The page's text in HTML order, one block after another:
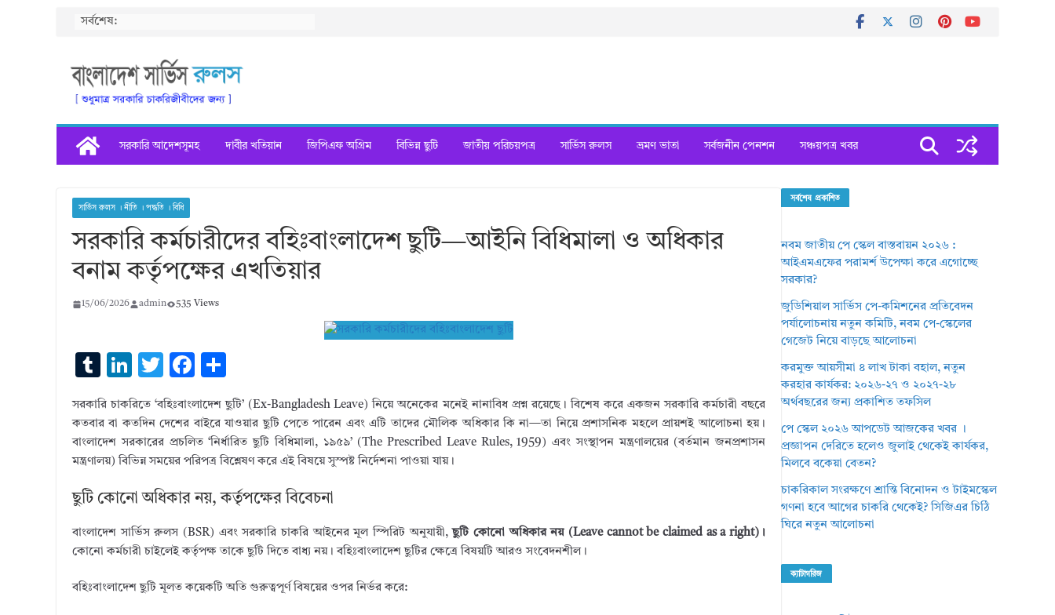
সর্বশেষ:
সরকারি আদেশসূমহ দাবীর খতিয়ান জিপিএফ অগ্রিম বিভিন্ন ছুটি জাতীয় পরিচয়পত্র সার্ভিস রুলস ভ্রমণ ভাতা সর্বজনীন পেনশন সঞ্চয়পত্র খবর
সার্ভিস রুলস । নীতি । পদ্ধতি । বিধি
সরকারি কর্মচারীদের বহিঃবাংলাদেশ ছুটি—আইনি বিধিমালা ও অধিকার
বনাম কর্তৃপক্ষের এখতিয়ার
15/06/2026 admin 535 Views
T
m
bl
r
Li
k
e
dI
n
T
it
te
r
F
e
b
o
o
ar
e
সরকারি চাকরিতে ‘বহিঃবাংলাদেশ ছুটি’ (Ex-Bangladesh Leave) নিয়ে অনেকের মনেই নানাবিধ প্রশ্ন রয়েছে। বিশেষ করে একজন সরকারি কর্মচারী বছরে
কতবার বা কতদিন দেশের বাইরে যাওয়ার ছুটি পেতে পারেন এবং এটি তাদের মৌলিক অধিকার কি না—তা নিয়ে প্রশাসনিক মহলে প্রায়শই আলোচনা হয়।
বাংলাদেশ সরকারের প্রচলিত ‘নির্ধারিত ছুটি বিধিমালা, ১৯৫৯’ (The Prescribed Leave Rules, 1959) এবং সংস্থাপন মন্ত্রণালয়ের (বর্তমান জনপ্রশাসন
মন্ত্রণালয়) বিভিন্ন সময়ের পরিপত্র বিশ্লেষণ করে এই বিষয়ে সুস্পষ্ট নির্দেশনা পাওয়া যায়।
ছুটি কোনো অধিকার নয়, কর্তৃপক্ষের বিবেচনা
বাংলাদেশ সার্ভিস রুলস (BSR) এবং সরকারি চাকরি আইনের মূল স্পিরিট অনুযায়ী,ছুটি কোনো অধিকার নয় (Leave cannot be claimed as a right)।
কোনো কর্মচারী চাইলেই কর্তৃপক্ষ তাকে ছুটি দিতে বাধ্য নয়। বহিঃবাংলাদেশ ছুটির ক্ষেত্রে বিষয়টি আরও সংবেদনশীল।
বহিঃবাংলাদেশ ছুটি মূলত কয়েকটি অতি গুরুত্বপূর্ণ বিষয়ের ওপর নির্ভর করে:
সর্বশেষ প্রকাশিত
নবম জাতীয় পে স্কেল বাস্তবায়ন ২০২৬ :
আইএমএফের পরামর্শ উপেক্ষা করে এগোচ্ছে
সরকার?
জুডিশিয়াল সার্ভিস পে-কমিশনের প্রতিবেদন
পর্যালোচনায় নতুন কমিটি, নবম পে-স্কেলের
গেজেট নিয়ে বাড়ছে আলোচনা
করমুক্ত আয়সীমা ৪ লাখ টাকা বহাল, নতুন
করহার কার্যকর: ২০২৬-২৭ ও ২০২৭-২৮
অর্থবছরের জন্য প্রকাশিত তফসিল
পে স্কেল ২০২৬ আপডেট আজকের খবর ।
প্রজ্ঞাপন দেরিতে হলেও জুলাই থেকেই কার্যকর,
মিলবে বকেয়া বেতন?
চাকরিকাল সংরক্ষণে শ্রান্তি বিনোদন ও টাইমস্কেল
গণনা হবে আগের চাকরি থেকেই? সিজিএর চিঠি
ঘিরে নতুন আলোচনা
ক্যাটাগরিজ